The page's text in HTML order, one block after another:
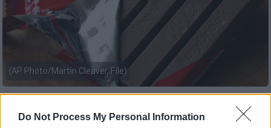
Do Not Process My Personal Information
(AP Photo/Martin Cleaver, File)
Προσθέστε το ΕΘΝΟΣ στη Google